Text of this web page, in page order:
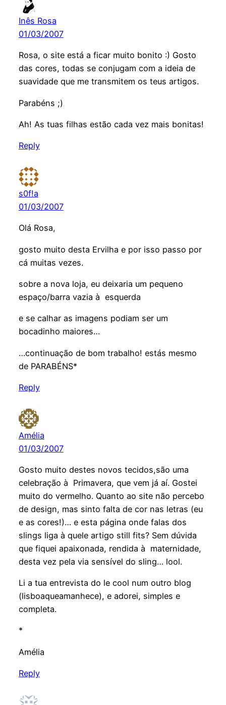
Inês Rosa
01/03/2007
Rosa, o site está a ficar muito bonito :) Gosto
das cores, todas se conjugam com a ideia de
suavidade que me transmitem os teus artigos.
Parabéns ;)
Ah! As tuas filhas estão cada vez mais bonitas!
Reply
s0f!a
01/03/2007
Olá Rosa,
gosto muito desta Ervilha e por isso passo por
cá muitas vezes.
sobre a nova loja, eu deixaria um pequeno
espaço/barra vazia à esquerda
e se calhar as imagens podiam ser um
bocadinho maiores…
…continuação de bom trabalho! estás mesmo
de PARABÉNS*
Reply
Amélia
01/03/2007
Gosto muito destes novos tecidos,são uma
celebração à Primavera, que vem já aí. Gostei
muito do vermelho. Quanto ao site não percebo
de design, mas sinto falta de cor nas letras (eu
e as cores!)… e esta página onde falas dos
slings liga à quele artigo still fits? Sem dúvida
que fiquei apaixonada, rendida à maternidade,
desta vez pela via sensível do sling… lool.
Li a tua entrevista do le cool num outro blog
(lisboaqueamanhece), e adorei, simples e
completa.
*
Amélia
Reply